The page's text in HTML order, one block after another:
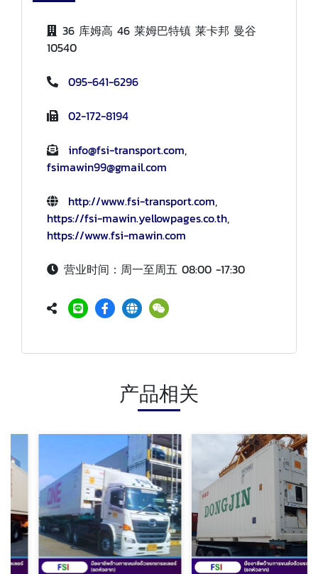
36 库姆高 46 莱姆巴特镇 莱卡邦 曼谷
10540
095-641-6296
02-172-8194
info@fsi-transport.com,
fsimawin99@gmail.com
http://www.fsi-transport.com,
https://fsi-mawin.yellowpages.co.th,
https://www.fsi-mawin.com
营业时间：周一至周五 08:00 -17:30
产品相关